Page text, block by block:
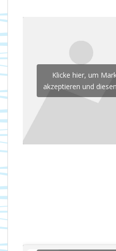
Klicke hier, um
akzeptieren und